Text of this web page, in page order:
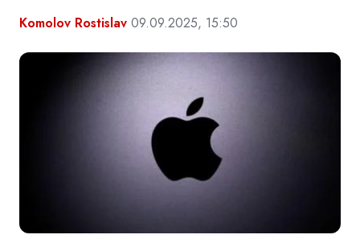
Komolov Rostislav 09.09.2025, 15:50